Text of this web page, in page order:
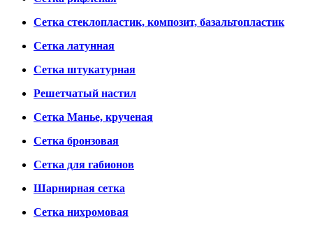
Сетка стеклопластик, композит, базальтопластик
Сетка латунная
Сетка штукатурная
Решетчатый настил
Сетка Манье, крученая
Сетка бронзовая
Сетка для габионов
Шарнирная сетка
Сетка нихромовая